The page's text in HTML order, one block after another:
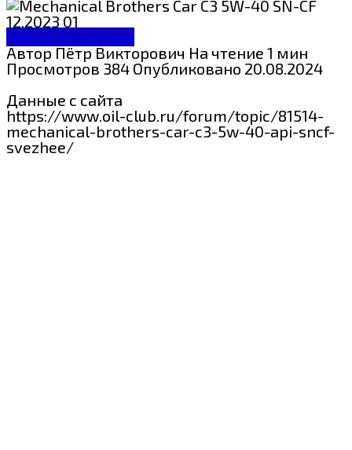
Масла моторные
АвторПётр Викторович На чтение 1 мин
Просмотров 384 Опубликовано 20.08.2024
Данные с сайта
https://www.oil-club.ru/forum/topic/81514-
mechanical-brothers-car-c3-5w-40-api-sncf-
svezhee/